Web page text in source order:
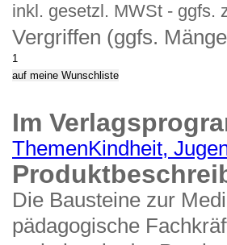
inkl. gesetzl. MWSt - ggfs.
Vergriffen (ggfs.
Im
ThemenKindheit,
Die Bausteine zur
pädagogische